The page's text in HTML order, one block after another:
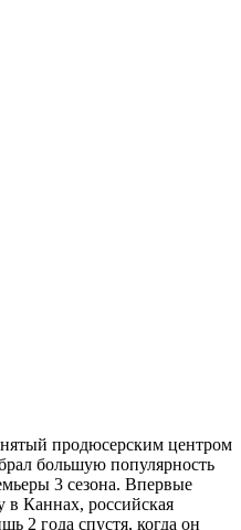
продюсерским центром
большую популярность
3 сезона. Впервые
в Каннах, российская
2 года спустя, когда он